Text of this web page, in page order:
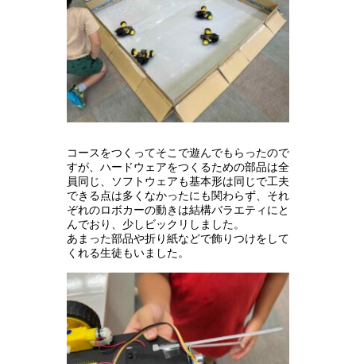
コースをつくってそこで遊んでもらったので
すが、ハードウェアをつくるための部品は全
員同じ、ソフトウェアも基本形は同じで工夫
できる点は多くなかったにも関わらず、それ
ぞれのロボカーの動きは結構バラエティにと
んでおり、少しビックリしました。
あまった部品や折り紙などで飾りつけをして
くれる生徒もいました。